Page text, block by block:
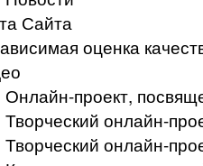
Сайта
оценка
Онлайн-проект,
Творческий онлайн-
Творческий онлайн-